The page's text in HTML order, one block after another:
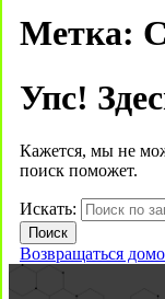
Метка:
Упс!
Кажется, мы не
поиск поможет.
Искать:
Возвращаться